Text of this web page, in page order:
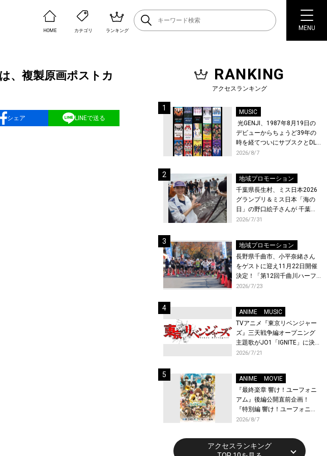
HOME カテゴリ ランキング MENU
、複製原画ポストカ
シェア LINEで送る
RANKING
アクセスランキング
MUSIC
光GENJI、1987年8月19日の
デビューからちょうど39年の
時を経てついにサブスクとDL
配信が解禁！
2026/8/7
地域プロモーション
千葉県長生村、ミス日本2026
グランプリ＆ミス日本「海の
日」の野口絵子さんが 千葉県
唯一の村・長生村で地引網を
2026/7/31
地域プロモーション
長野県千曲市、小平奈緒さん
をゲストに迎え11月22日開催
決定！「第12回千曲川ハーフ
マラソン」エントリー受付開
2026/7/23
ANIME
MUSIC
TVアニメ『東京リベンジャー
ズ』三天戦争編オープニング
主題歌がJO1「IGNITE」に決
定！メンバー全員から喜びと
先行上映会を開催！
2026/7/21
ANIME
MOVIE
『最終楽章 響け！ユーフォニ
アム』後編公開直前企画！
『特別編 響け！ユーフォニア
ム〜アンサンブルコンテス
ーフォニアム』前編の一挙上
映が決定！
2026/8/7
アクセスランキング